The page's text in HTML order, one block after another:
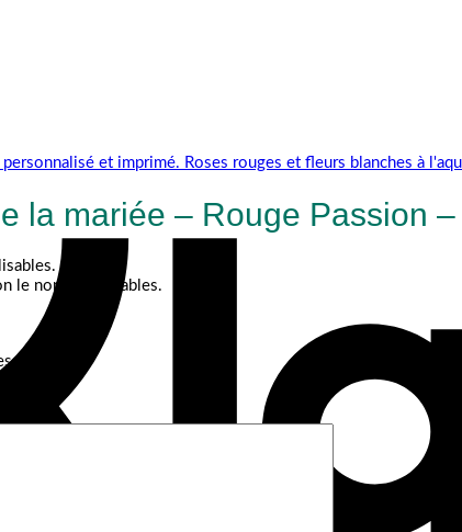
la mariée – Rouge Passion
le nombre de tables.
: